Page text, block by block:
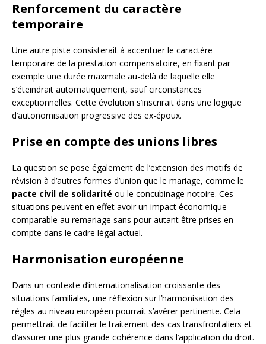
Renforcement du caractère
temporaire
Une autre piste consisterait à accentuer le caractère
temporaire de la prestation compensatoire, en fixant par
exemple une durée maximale au-delà de laquelle elle
s’éteindrait automatiquement, sauf circonstances
exceptionnelles. Cette évolution s’inscrirait dans une logique
d’autonomisation progressive des ex-époux.
Prise en compte des unions libres
La question se pose également de l’extension des motifs de
révision à d’autres formes d’union que le mariage, comme le
pacte civil de solidarité ou le concubinage notoire. Ces
situations peuvent en effet avoir un impact économique
comparable au remariage sans pour autant être prises en
compte dans le cadre légal actuel.
Harmonisation européenne
Dans un contexte d’internationalisation croissante des
situations familiales, une réflexion sur l’harmonisation des
règles au niveau européen pourrait s’avérer pertinente. Cela
permettrait de faciliter le traitement des cas transfrontaliers et
d’assurer une plus grande cohérence dans l’application du droit.